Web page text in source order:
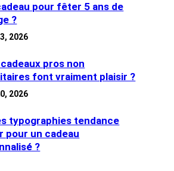
pour fêter 5 ans de
?
2026
pros non
font vraiment plaisir ?
2026
typographies tendance
pour un cadeau
?